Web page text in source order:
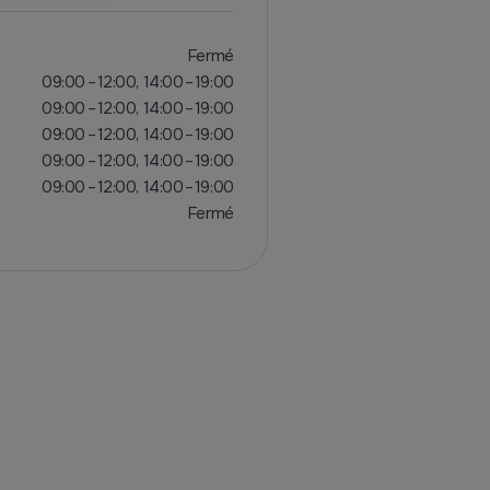
Fermé
09:00 – 12:00, 14:00 – 19:00
09:00 – 12:00, 14:00 – 19:00
09:00 – 12:00, 14:00 – 19:00
09:00 – 12:00, 14:00 – 19:00
09:00 – 12:00, 14:00 – 19:00
Fermé